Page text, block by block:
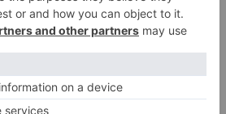
se hace eco del 4º
Sostenible: "Garantizar
equitativa y de calidad
de aprendizaje